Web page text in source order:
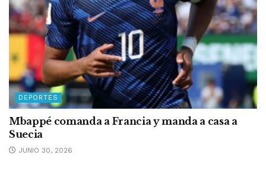
DEPORTES
Mbappé comanda a Francia y manda a casa a
Suecia
JUNIO 30, 2026